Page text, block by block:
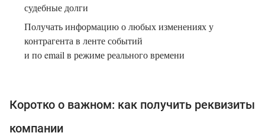
судебные долги
Получать информацию о любых изменениях у
контрагента в ленте событий
и по email в режиме реального времени
Коротко о важном: как получить реквизиты
компании